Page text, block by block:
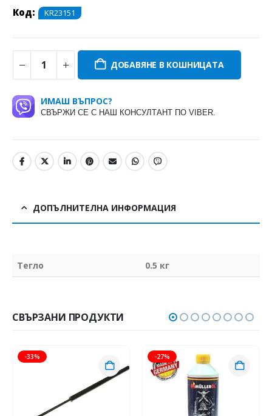
Код: KR23151
ДОБАВЯНЕ В КОШНИЦАТА
ИМАШ ВЪПРОС?
СВЪРЖИ СЕ С НАШ КОНСУЛТАНТ ПО VIBER.
ДОПЪЛНИТЕЛНА ИНФОРМАЦИЯ
Тегло 0.5 кг
СВЪРЗАНИ ПРОДУКТИ
-33% -27%